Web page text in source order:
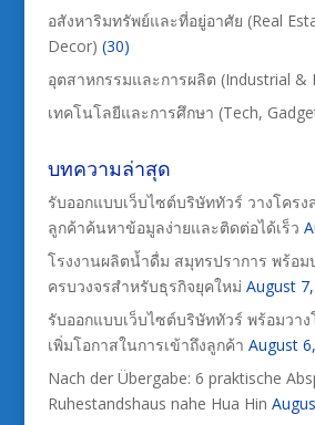
อสังหาริมทรัพย์และที่อยู่อาศัย (Real
Decor) (30)
อุตสาหกรรมและการผลิต (Industrial &
เทคโนโลยีและการศึกษา (Tech,
บทความล่าสุด
รับออกแบบเว็บไซต์บริษัททัวร์ วางโครง
ลูกค้าค้นหาข้อมูลง่ายและติดต่อได้เร็ว
โรงงานผลิตน้ำดื่ม สมุทรปราการ พร้อ
ครบวงจรสำหรับธุรกิจยุคใหม่ August
รับออกแบบเว็บไซต์บริษัททัวร์ พร้อมวาง
เพิ่มโอกาสในการเข้าถึงลูกค้า August
Nach der Übergabe: 6 praktische
Ruhestandshaus nahe Hua Hin